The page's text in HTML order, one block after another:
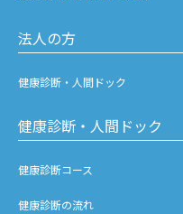
法人の方
健康診断・人間ドック
健康診断・人間ドック
健康診断コース
健康診断の流れ